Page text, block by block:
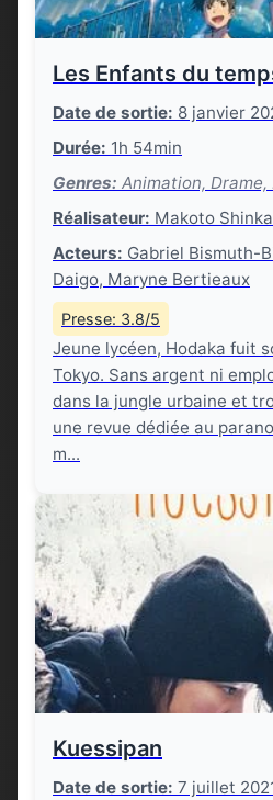
Les Enfants du
Date de sortie: 8 janvier
Durée: 1h 54min
Genres: Animation, Drame,
Réalisateur: Makoto
Acteurs: Gabriel Bismuth-
Daigo, Maryne Bertieaux
Presse: 3.8/5
Jeune lycéen, Hodaka fuit
Tokyo. Sans argent ni
dans la jungle urbaine et
une revue dédiée au
m...
Kuessipan
Date de sortie: 7 juillet